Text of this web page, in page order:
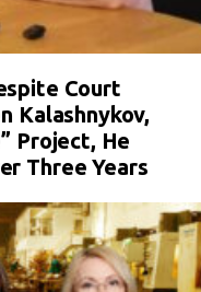
Court
Kalashnykov,
Project, He
Three Years